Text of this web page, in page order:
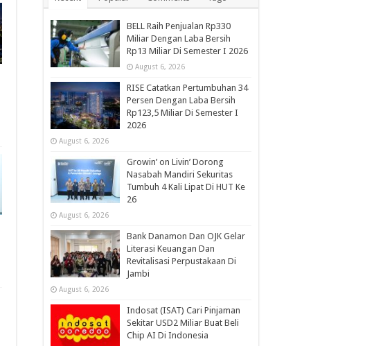
BELL Raih Penjualan Rp330
Miliar Dengan Laba Bersih
Rp13 Miliar Di Semester I 2026
August 6, 2026
RISE Catatkan Pertumbuhan 34
Persen Dengan Laba Bersih
Rp123,5 Miliar Di Semester I
2026
August 6, 2026
Growin’ on Livin’ Dorong
Nasabah Mandiri Sekuritas
Tumbuh 4 Kali Lipat Di HUT Ke
26
August 6, 2026
Bank Danamon Dan OJK Gelar
Literasi Keuangan Dan
Revitalisasi Perpustakaan Di
Jambi
August 6, 2026
Indosat (ISAT) Cari Pinjaman
Sekitar USD2 Miliar Buat Beli
Chip AI Di Indonesia